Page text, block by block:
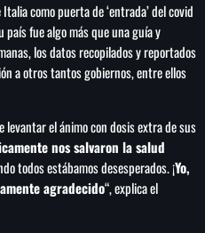
histórica’ del papa León
reafirma su apoyo a
de polémica comercial
como puerta de ‘entrada’ del covid
país fue algo más que una guía y
los datos recopilados y reportados
a otros tantos gobiernos, entre ellos
el ánimo con dosis extra de sus
nos salvaron la salud
todos estábamos desesperados. ¡Yo,
agradecido“, explica el